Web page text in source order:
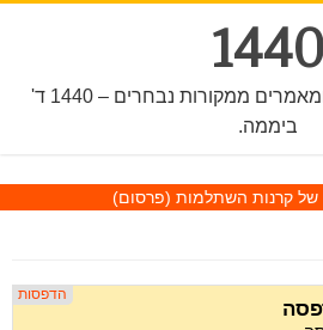
1440
חדשות, מבזקי חדשות ומאמרים ממקורות נבחרים – 1440 ד'
ביממה.
קרנות השתלמות (פרסום)